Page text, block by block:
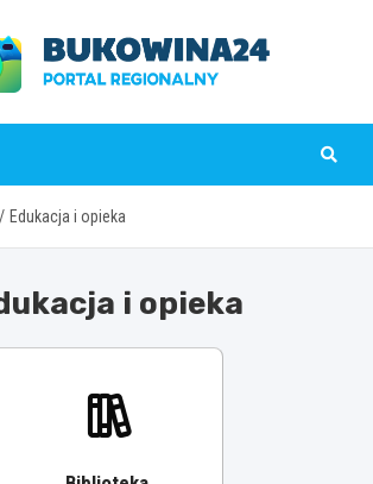
Edukacja i opieka
i opieka